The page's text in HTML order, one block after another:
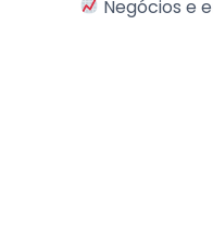
Negócios e